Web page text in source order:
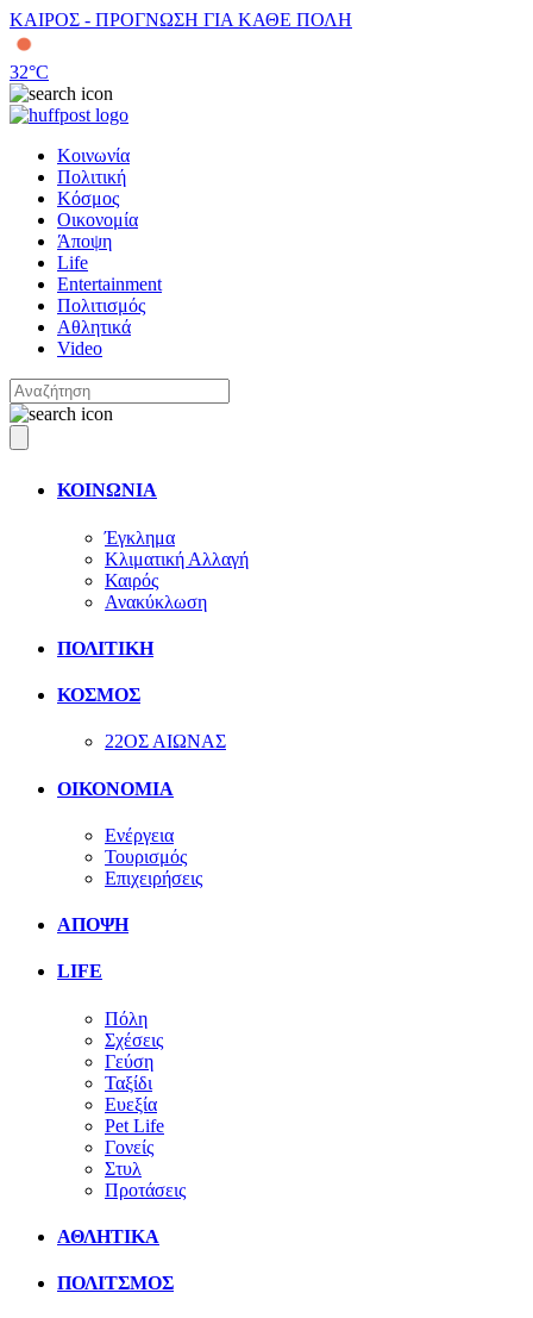
ΚΑΙΡΟΣ - ΠΡΟΓΝΩΣΗ ΓΙΑ ΚΑΘΕ ΠΟΛΗ
32°C
Κοινωνία
Πολιτική
Κόσμος
Οικονομία
Άποψη
Life
Entertainment
Πολιτισμός
Αθλητικά
Video
ΚΟΙΝΩΝΙΑ
Έγκλημα
Κλιματική Αλλαγή
Καιρός
Ανακύκλωση
ΠΟΛΙΤΙΚΗ
ΚΟΣΜΟΣ
22ΟΣ ΑΙΩΝΑΣ
ΟΙΚΟΝΟΜΙΑ
Ενέργεια
Τουρισμός
Επιχειρήσεις
ΑΠΟΨΗ
LIFE
Πόλη
Σχέσεις
Γεύση
Ταξίδι
Ευεξία
Pet Life
Γονείς
Στυλ
Προτάσεις
ΑΘΛΗΤΙΚΑ
ΠΟΛΙΤΣΜΟΣ